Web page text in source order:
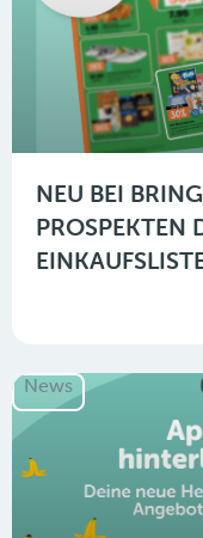
NEU BEI
PROSPEKTEN
News